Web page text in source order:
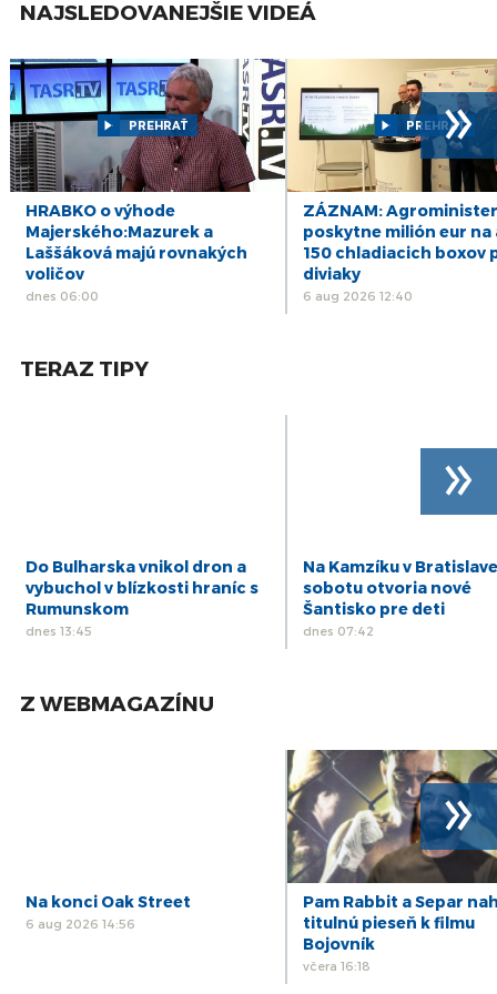
NAJSLEDOVANEJŠIE VIDEÁ
PREHRAŤ
HRABKO o výhode
Majerského:Mazurek a
Laššáková majú rovnakých
voličov
dnes 06:00
PREHRAŤ
ZÁZNAM:
poskytne milión eur na
150 chladiacich boxov
diviaky
6 aug 2026 12:40
»
TERAZ TIPY
Do Bulharska vnikol dron a
vybuchol v blízkosti hraníc s
Rumunskom
dnes 13:45
Na Kamzíku v
sobotu otvoria nové
Šantisko pre deti
dnes 07:42
»
Z WEBMAGAZÍNU
Na konci Oak Street
6 aug 2026 14:56
Pam Rabbit a Separ
titulnú pieseň k filmu
Bojovník
včera 16:18
»